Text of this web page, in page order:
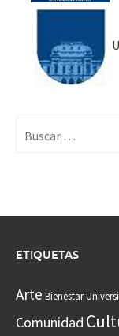
ETIQUETAS
Arte Bienestar
Comunidad